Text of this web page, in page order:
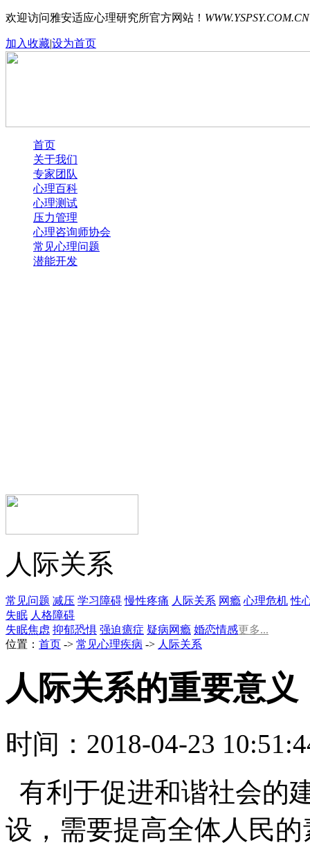
欢迎访问雅安适应心理研究所官方网站！ WWW.YSPSY.COM.CN
加入收藏|设为首页
首页
关于我们
专家团队
心理百科
心理测试
压力管理
心理咨询师协会
常见心理问题
潜能开发
人际关系
常见问题 减压 学习障碍 慢性疼痛 人际关系 网瘾 心理危机 性
失眠 人格障碍
失眠焦虑 抑郁恐惧 强迫癔症 疑病网瘾 婚恋情感更多...
位置： 首页 -> 常见心理疾病 -> 人际关系
人际关系的重要意义
时间：2018-04-23
有利于促进和谐社会的
设，需要提高全体人民